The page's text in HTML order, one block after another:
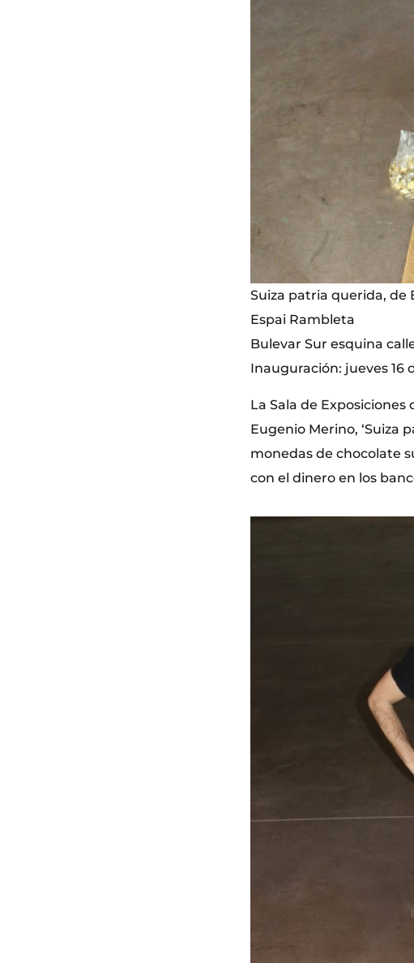
Suiza patria querida, de
Espai Rambleta
Bulevar Sur esquina
Inauguración: jueves 16
La Sala de
Eugenio Merino, ‘Suiza
monedas de chocolate
con el dinero en los